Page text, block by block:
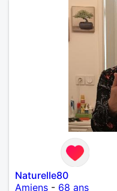
Naturelle80
Amiens - 68 ans